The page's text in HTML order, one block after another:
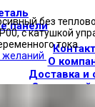
панели
О
Доставка и
О торговой
Где
без
с катушкой
тока.
желаний